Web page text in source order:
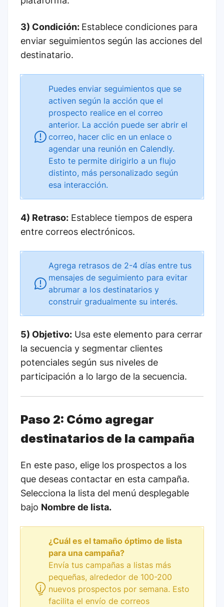
3) Condición: Establece condiciones para
enviar seguimientos según las acciones del
destinatario.
Puedes enviar seguimientos que se
activen según la acción que el
prospecto realice en el correo
anterior. La acción puede ser abrir el
correo, hacer clic en un enlace o
agendar una reunión en Calendly.
Esto te permite dirigirlo a un flujo
distinto, más personalizado según
esa interacción.
4) Retraso: Establece tiempos de espera
entre correos electrónicos.
Agrega retrasos de 2-4 días entre tus
mensajes de seguimiento para evitar
abrumar a los destinatarios y
construir gradualmente su interés.
5) Objetivo: Usa este elemento para cerrar
la secuencia y segmentar clientes
potenciales según sus niveles de
participación a lo largo de la secuencia.
Paso 2: Cómo agregar
destinatarios de la campaña
En este paso, elige los prospectos a los
que deseas contactar en esta campaña.
Selecciona la lista del menú desplegable
bajo Nombre de lista.
¿Cuál es el tamaño óptimo de lista
para una campaña?
Envía tus campañas a listas más
pequeñas, alrededor de 100-200
nuevos prospectos por semana. Esto
facilita el envío de correos